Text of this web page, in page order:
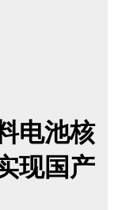
电池核
现国产